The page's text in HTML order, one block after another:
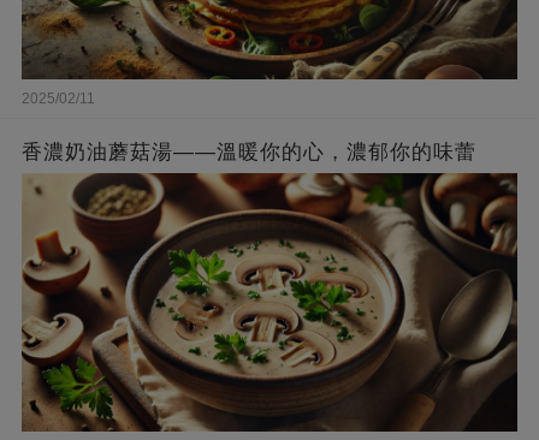
2025/02/11
香濃奶油蘑菇湯——溫暖你的心，濃郁你的味蕾